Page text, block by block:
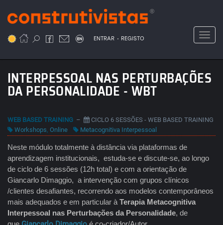
para
conteúdo
ENTRAR . REGISTO
INTERPESSOAL NAS PERTURBAÇÕES
DA PERSONALIDADE - WBT
WEB BASED TRAINING –
CICLO 6 SESSÕES - WEB BASED TRAINING
Workshops, Online Metacognitiva Interpessoal
Neste módulo totalmente à distância via plataformas de
aprendizagem institucionais, estuda-se e discute-se, ao longo
de ciclo de 6 sessões (12h total) e com a orientação de
Giancarlo Dimaggio, a intervenção com grupos clínicos
/clientes desafiantes, recorrendo aos modelos contemporâneos
mais adequados e em particular à Terapia Metacognitiva
Interpessoal nas Perturbações da Personalidade, de